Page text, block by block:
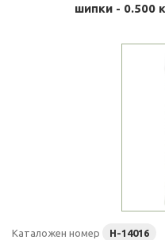
шипки - 0.500
Каталожен номер H-14016